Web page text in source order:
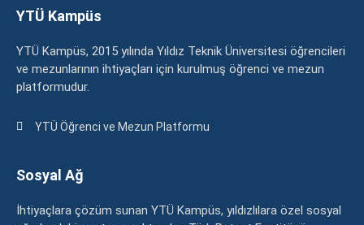
YTÜ Kampüs
YTÜ Kampüs, 2015 yılında Yıldız Teknik Üniversitesi öğrencileri
ve mezunlarının ihtiyaçları için kurulmuş öğrenci ve mezun
platformudur.
YTÜ Öğrenci ve Mezun Platformu
Sosyal Ağ
İhtiyaçlara çözüm sunan YTÜ Kampüs, yıldızlılara özel sosyal